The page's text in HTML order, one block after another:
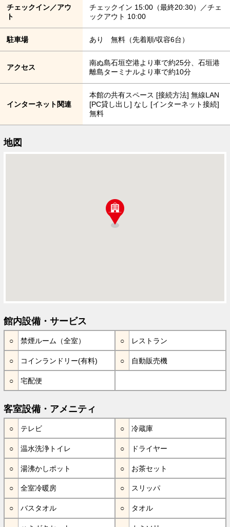
チェックイン／アウ
ト
チェックイン 15:00（最終20:30）／チェ
ックアウト 10:00
駐車場 あり 無料（先着順/収容6台）
アクセス
南ぬ島石垣空港より車で約25分、石垣港
離島ターミナルより車で約10分
インターネット関連
本館の共有スペース [接続方法] 無線LAN
[PC貸し出し] なし [インターネット接続]
無料
地図
館内設備・サービス
禁煙ルーム（全室） レストラン
コインランドリー(有料) 自動販売機
宅配便
客室設備・アメニティ
テレビ 冷蔵庫
温水洗浄トイレ ドライヤー
湯沸かしポット お茶セット
全室冷暖房 スリッパ
バスタオル タオル